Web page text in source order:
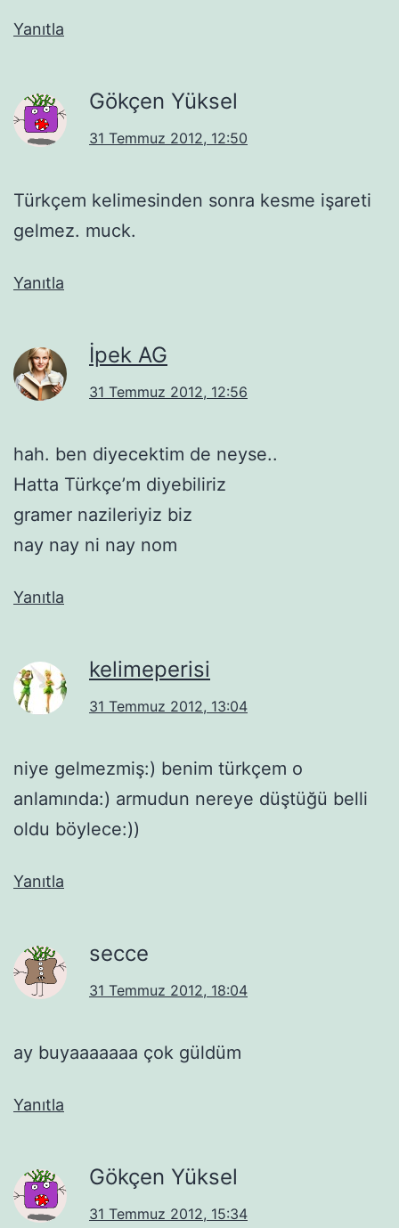
Yanıtla
Gökçen Yüksel
31 Temmuz 2012, 12:50
Türkçem kelimesinden sonra kesme işareti
gelmez. muck.
Yanıtla
İpek AG
31 Temmuz 2012, 12:56
hah. ben diyecektim de neyse..
Hatta Türkçe’m diyebiliriz
gramer nazileriyiz biz
nay nay ni nay nom
Yanıtla
kelimeperisi
31 Temmuz 2012, 13:04
niye gelmezmiş:) benim türkçem o
anlamında:) armudun nereye düştüğü belli
oldu böylece:))
Yanıtla
secce
31 Temmuz 2012, 18:04
ay buyaaaaaaa çok güldüm
Yanıtla
Gökçen Yüksel
31 Temmuz 2012, 15:34